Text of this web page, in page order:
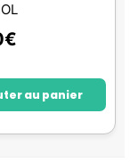
€
au panier